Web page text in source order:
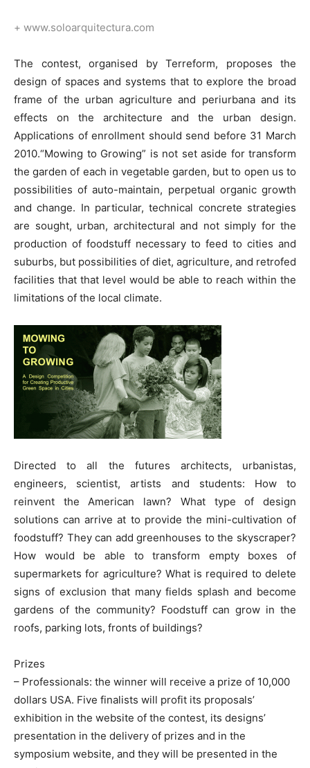
+ www.soloarquitectura.com
The contest, organised by Terreform, proposes the
design of spaces and systems that to explore the broad
frame of the urban agriculture and periurbana and its
effects on the architecture and the urban design.
Applications of enrollment should send before 31 March
2010.“Mowing to Growing” is not set aside for transform
the garden of each in vegetable garden, but to open us to
possibilities of auto-maintain, perpetual organic growth
and change. In particular, technical concrete strategies
are sought, urban, architectural and not simply for the
production of foodstuff necessary to feed to cities and
suburbs, but possibilities of diet, agriculture, and retrofed
facilities that that level would be able to reach within the
limitations of the local climate.
Directed to all the futures architects, urbanistas,
engineers, scientist, artists and students: How to
reinvent the American lawn? What type of design
solutions can arrive at to provide the mini-cultivation of
foodstuff? They can add greenhouses to the skyscraper?
How would be able to transform empty boxes of
supermarkets for agriculture? What is required to delete
signs of exclusion that many fields splash and become
gardens of the community? Foodstuff can grow in the
roofs, parking lots, fronts of buildings?
Prizes
– Professionals: the winner will receive a prize of 10,000
dollars USA. Five finalists will profit its proposals’
exhibition in the website of the contest, its designs’
presentation in the delivery of prizes and in the
symposium website, and they will be presented in the